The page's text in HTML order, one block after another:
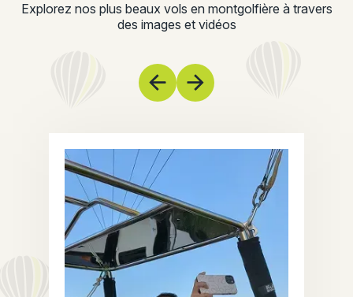
Explorez nos plus beaux vols en montgolfière à travers
des images et vidéos